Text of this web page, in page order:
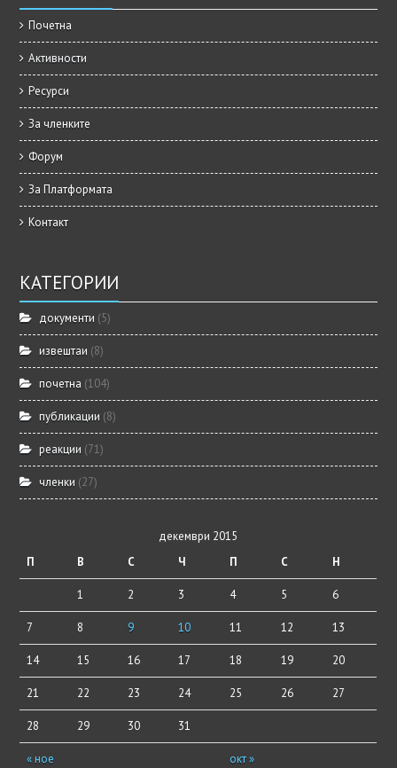
Почетна
Активности
Ресурси
За членките
Форум
За Платформата
Контакт
КАТЕГОРИИ
документи (5)
извештаи (8)
почетна (104)
публикации (8)
реакции (71)
членки (27)
декември 2015
П
В С Ч П С Н
« ное окт »
1 2 3 4 5 6
7 8 9 10 11 12 13
14 15 16 17 18 19 20
21 22 23 24 25 26 27
28 29 30 31